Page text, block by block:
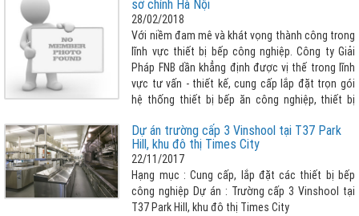
Vinschool Phổ Thông Liên Cấp Nam An Khánh
sở chính Hà Nội
28/02/2018
Với niềm đam mê và khát vọng thành công trong
lĩnh vực thiết bị bếp công nghiệp. Công ty Giải
Pháp FNB dần khẳng định được vị thế trong lĩnh
vực tư vấn - thiết kế, cung cấp lắp đặt trọn gói
hệ thống thiết bị bếp ăn công nghiệp, thiết bị
chế đồ uống và quầy bar, thiết bị giặt là công
nghiệp.
Dự án trường cấp 3 Vinshool tại T37 Park
Hill, khu đô thị Times City
22/11/2017
Hạng mục : Cung cấp, lắp đặt các thiết bị bếp
công nghiệp Dự án : Trường cấp 3 Vinshool tại
T37 Park Hill, khu đô thị Times City